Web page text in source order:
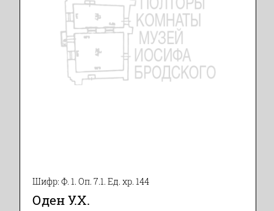
Шифр: Ф. 1. Оп. 7.1. Ед. хр. 144
Оден У.Х.